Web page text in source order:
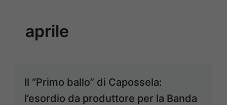
aprile
Il “Primo ballo” di Capossela:
l’esordio da produttore per la Banda